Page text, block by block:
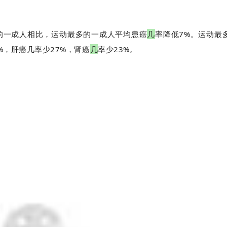
成人相比，运动最多的一成人平均患癌几率降低7%。运动最
肝癌几率少27%，肾癌 几率少23%。